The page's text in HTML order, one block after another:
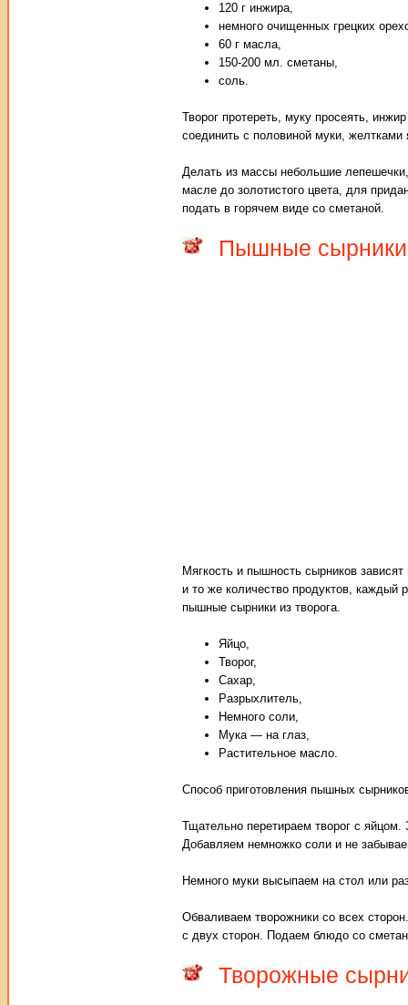
120 г инжира,
немного очищенных грецких
60 г масла,
150-200 мл. сметаны,
соль.
Творог протереть, муку просеять,
соединить с половиной муки,
Делать из массы небольшие
масле до золотистого цвета, для
подать в горячем виде со сметаной.
Пышные сырники
Мягкость и пышность сырников
и то же количество продуктов, каждый
пышные сырники из творога.
Яйцо,
Творог,
Сахар,
Разрыхлитель,
Немного соли,
Мука — на глаз,
Растительное масло.
Способ приготовления пышных
Тщательно перетираем творог с
Добавляем немножко соли и не
Немного муки высыпаем на стол или
Обваливаем творожники со всех
с двух сторон. Подаем блюдо со
Творожные